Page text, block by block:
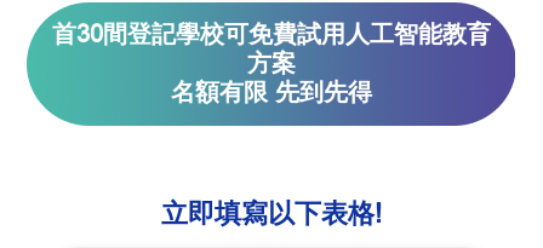
首30間登記學校可免費試用人工智能教育
方案
名額有限 先到先得
立即填寫以下表格!